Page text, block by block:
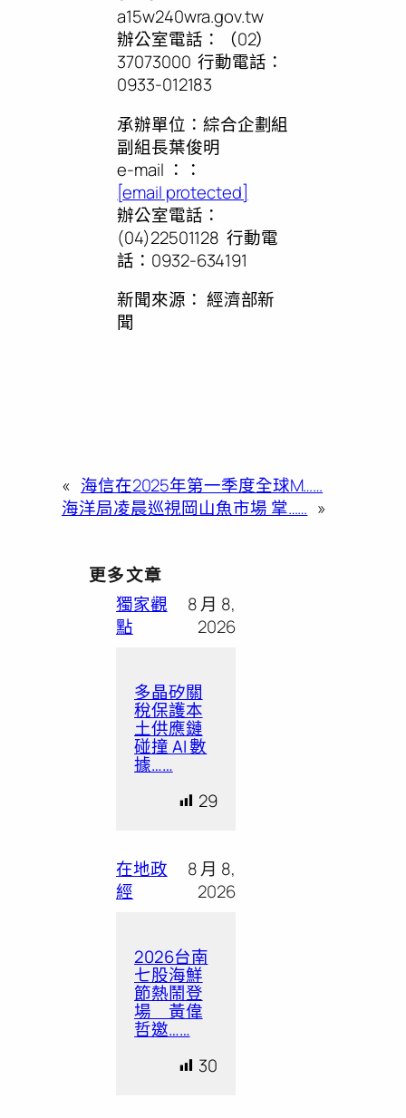
a15w240wra.gov.tw
辦公室電話：（02）
37073000 行動電話：
0933-012183
承辦單位：綜合企劃組
副組長葉俊明
e-mail ：：
[email protected]
辦公室電話：
(04)22501128 行動電
話：0932-634191
新聞來源： 經濟部新
聞
« 海信在2025年第一季度全球M……
海洋局凌晨巡視岡山魚市場 掌…… »
更多文章
獨家觀
點
8 月 8,
2026
多晶矽關
稅保護本
土供應鏈
碰撞 AI 數
據……
29
在地政
經
8 月 8,
2026
2026台南
七股海鮮
節熱鬧登
場 黃偉
哲邀……
30